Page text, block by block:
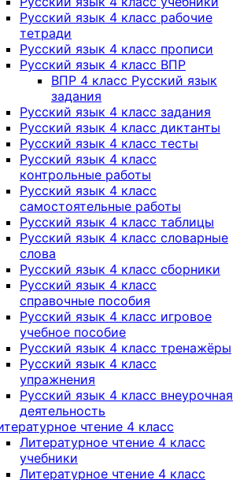
Русский язык 4 класс рабочие
тетради
Русский язык 4 класс прописи
Русский язык 4 класс ВПР
ВПР 4 класс Русский язык
задания
Русский язык 4 класс задания
Русский язык 4 класс диктанты
Русский язык 4 класс тесты
Русский язык 4 класс
контрольные работы
Русский язык 4 класс
самостоятельные работы
Русский язык 4 класс таблицы
Русский язык 4 класс словарные
слова
Русский язык 4 класс сборники
Русский язык 4 класс
справочные пособия
Русский язык 4 класс игровое
учебное пособие
Русский язык 4 класс тренажёры
Русский язык 4 класс
упражнения
Русский язык 4 класс внеурочная
деятельность
чтение 4 класс
Литературное чтение 4 класс
учебники
Литературное чтение 4 класс